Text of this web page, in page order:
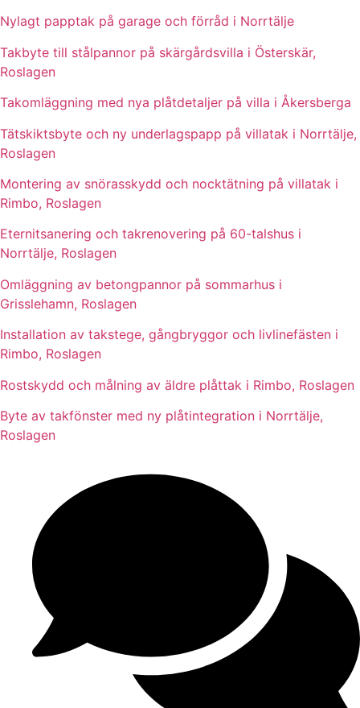
Nylagt papptak på garage och förråd i Norrtälje
Takbyte till stålpannor på skärgårdsvilla i Österskär,
Roslagen
Takomläggning med nya plåtdetaljer på villa i Åkersberga
Tätskiktsbyte och ny underlagspapp på villatak i Norrtälje,
Roslagen
Montering av snörasskydd och nocktätning på villatak i
Rimbo, Roslagen
Eternitsanering och takrenovering på 60-talshus i
Norrtälje, Roslagen
Omläggning av betongpannor på sommarhus i
Grisslehamn, Roslagen
Installation av takstege, gångbryggor och livlinefästen i
Rimbo, Roslagen
Rostskydd och målning av äldre plåttak i Rimbo, Roslagen
Byte av takfönster med ny plåtintegration i Norrtälje,
Roslagen